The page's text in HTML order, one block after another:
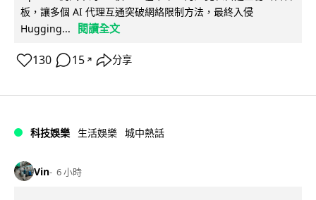
板，讓多個 AI 代理互通突破網絡限制方法，最終入侵
Hugging...
閱讀全文
130 15 ↗ 分享
科技娛樂 生活娛樂 城中熱話
Vin 6 小時